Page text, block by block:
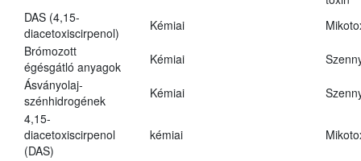
DAS (4,15-
diacetoxiscirpenol)
Kémiai
Brómozott
égésgátló anyagok
Kémiai
Ásványolaj-
szénhidrogének
Kémiai
4,15-
diacetoxiscirpenol
(DAS)
kémiai